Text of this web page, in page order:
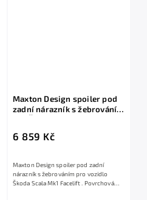
Maxton Design spoiler pod
zadní nárazník s žebrováním
6 859 Kč
Maxton Design spoiler pod zadní
nárazník s žebrováním pro vozidlo
Škoda Scala Mk1 Facelift . Povrchová